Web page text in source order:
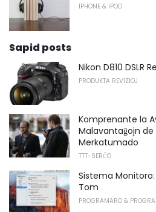
IPHONE & IPOD
Sapid posts
Nikon D810 DSLR
PRODUKTA REVIZIOJ
Komprenante la
Malavantaĝojn de
Merkatumado
TTT-SERĈO
Sistema
Tom
PROGRAMARO &